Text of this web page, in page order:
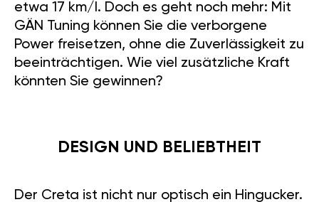
etwa 17 km/l. Doch es geht noch mehr: Mit
GÄN Tuning können Sie die verborgene
Power freisetzen, ohne die Zuverlässigkeit zu
beeinträchtigen. Wie viel zusätzliche Kraft
könnten Sie gewinnen?
DESIGN UND BELIEBTHEIT
Der Creta ist nicht nur optisch ein Hingucker.